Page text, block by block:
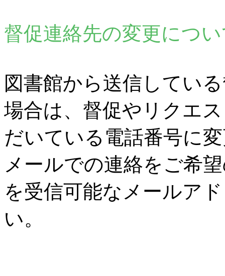
督促連絡先の変更につ
図書館から送信してい
場合は、督促やリクエ
だいている電話番号に
メールでの連絡をご希
を受信可能なメールア
い。